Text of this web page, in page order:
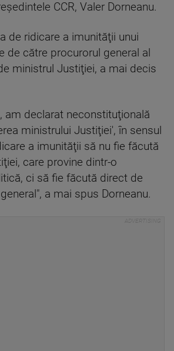
CCR, Valer Dorneanu.
de ridicare a imunităţii unui
de către procurorul general al
ministrul Justiţiei, a mai decis
am declarat neconstituţională
ministrului Justiţiei', în sensul
a imunităţii să nu fie făcută
care provine dintr-o
ci să fie făcută direct de
a mai spus Dorneanu.